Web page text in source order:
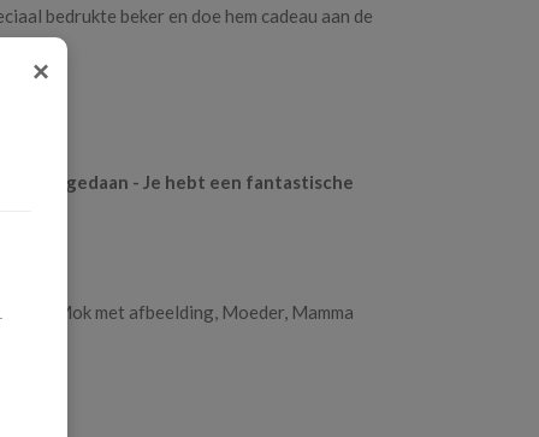
bedrukte beker en doe hem cadeau aan de
goed gedaan - Je hebt een fantastische
mok, Mok met afbeelding, Moeder, Mamma
×